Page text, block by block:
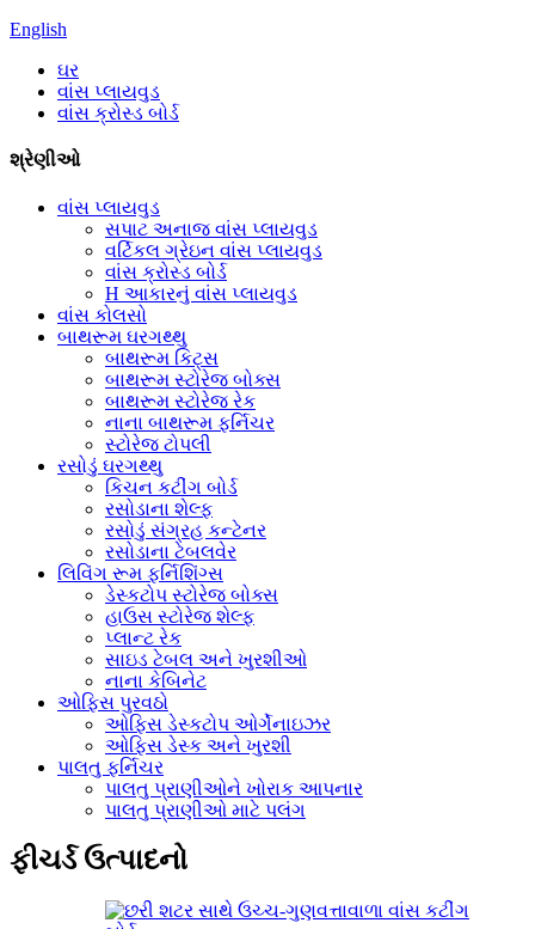
English
ઘર
વાંસ પ્લાયવુડ
વાંસ ક્રોસ્ડ બોર્ડ
શ્રેણીઓ
વાંસ પ્લાયવુડ
સપાટ અનાજ વાંસ પ્લાયવુડ
વર્ટિકલ ગ્રેઇન વાંસ પ્લાયવુડ
વાંસ ક્રોસ્ડ બોર્ડ
H આકારનું વાંસ પ્લાયવુડ
વાંસ કોલસો
બાથરૂમ ઘરગથ્થુ
બાથરૂમ કિટ્સ
બાથરૂમ સ્ટોરેજ બોક્સ
બાથરૂમ સ્ટોરેજ રેક
નાના બાથરૂમ ફર્નિચર
સ્ટોરેજ ટોપલી
રસોડું ઘરગથ્થુ
કિચન કટીંગ બોર્ડ
રસોડાના શેલ્ફ
રસોડું સંગ્રહ કન્ટેનર
રસોડાના ટેબલવેર
લિવિંગ રૂમ ફર્નિશિંગ્સ
ડેસ્કટોપ સ્ટોરેજ બોક્સ
હાઉસ સ્ટોરેજ શેલ્ફ
પ્લાન્ટ રેક
સાઇડ ટેબલ અને ખુરશીઓ
નાના કેબિનેટ
ઓફિસ પુરવઠો
ઓફિસ ડેસ્કટોપ ઓર્ગેનાઇઝર
ઓફિસ ડેસ્ક અને ખુરશી
પાલતુ ફર્નિચર
પાલતુ પ્રાણીઓને ખોરાક આપનાર
પાલતુ પ્રાણીઓ માટે પલંગ
ફીચર્ડ ઉત્પાદનો